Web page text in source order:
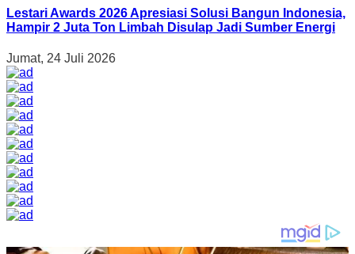
Lestari Awards 2026 Apresiasi Solusi Bangun Indonesia,
Hampir 2 Juta Ton Limbah Disulap Jadi Sumber Energi
Jumat, 24 Juli 2026